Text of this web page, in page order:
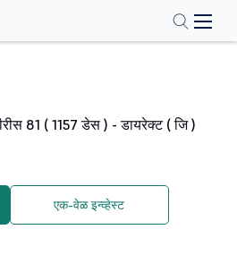
81 ( 1157 डेस ) - डायरेक्ट ( जि )
एक-वेळ इन्व्हेस्ट